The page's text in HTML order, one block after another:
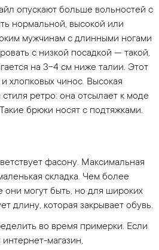
опускают больше вольностей с
нормальной, высокой или
мужчинам с длинными ногами
с низкой посадкой — такой,
на 3-4 см ниже талии. Этот
хлопковых чинос. Высокая
стиля ретро: она отсылает к моде
брюки носят с подтяжками.
фасону. Максимальная
складка. Чем более
они могут быть, но для широких
длину, которая закрывает обувь.
во время примерки. Если
магазин,